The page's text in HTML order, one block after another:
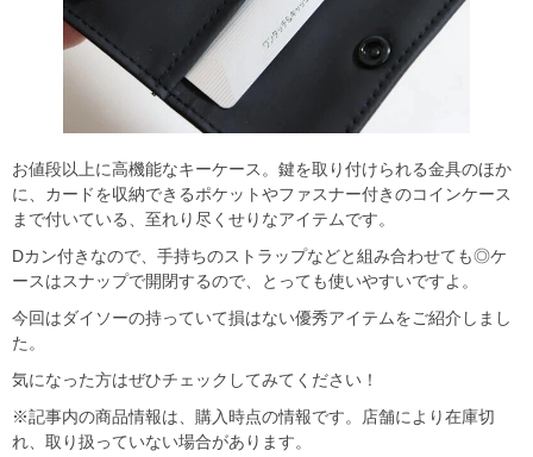
お値段以上に高機能なキーケース。鍵を取り付けられる金具のほか
に、カードを収納できるポケットやファスナー付きのコインケース
まで付いている、至れり尽くせりなアイテムです。
Dカン付きなので、手持ちのストラップなどと組み合わせても◎ケ
ースはスナップで開閉するので、とっても使いやすいですよ。
今回はダイソーの持っていて損はない優秀アイテムをご紹介しまし
た。
気になった方はぜひチェックしてみてください！
※記事内の商品情報は、購入時点の情報です。店舗により在庫切
れ、取り扱っていない場合があります。